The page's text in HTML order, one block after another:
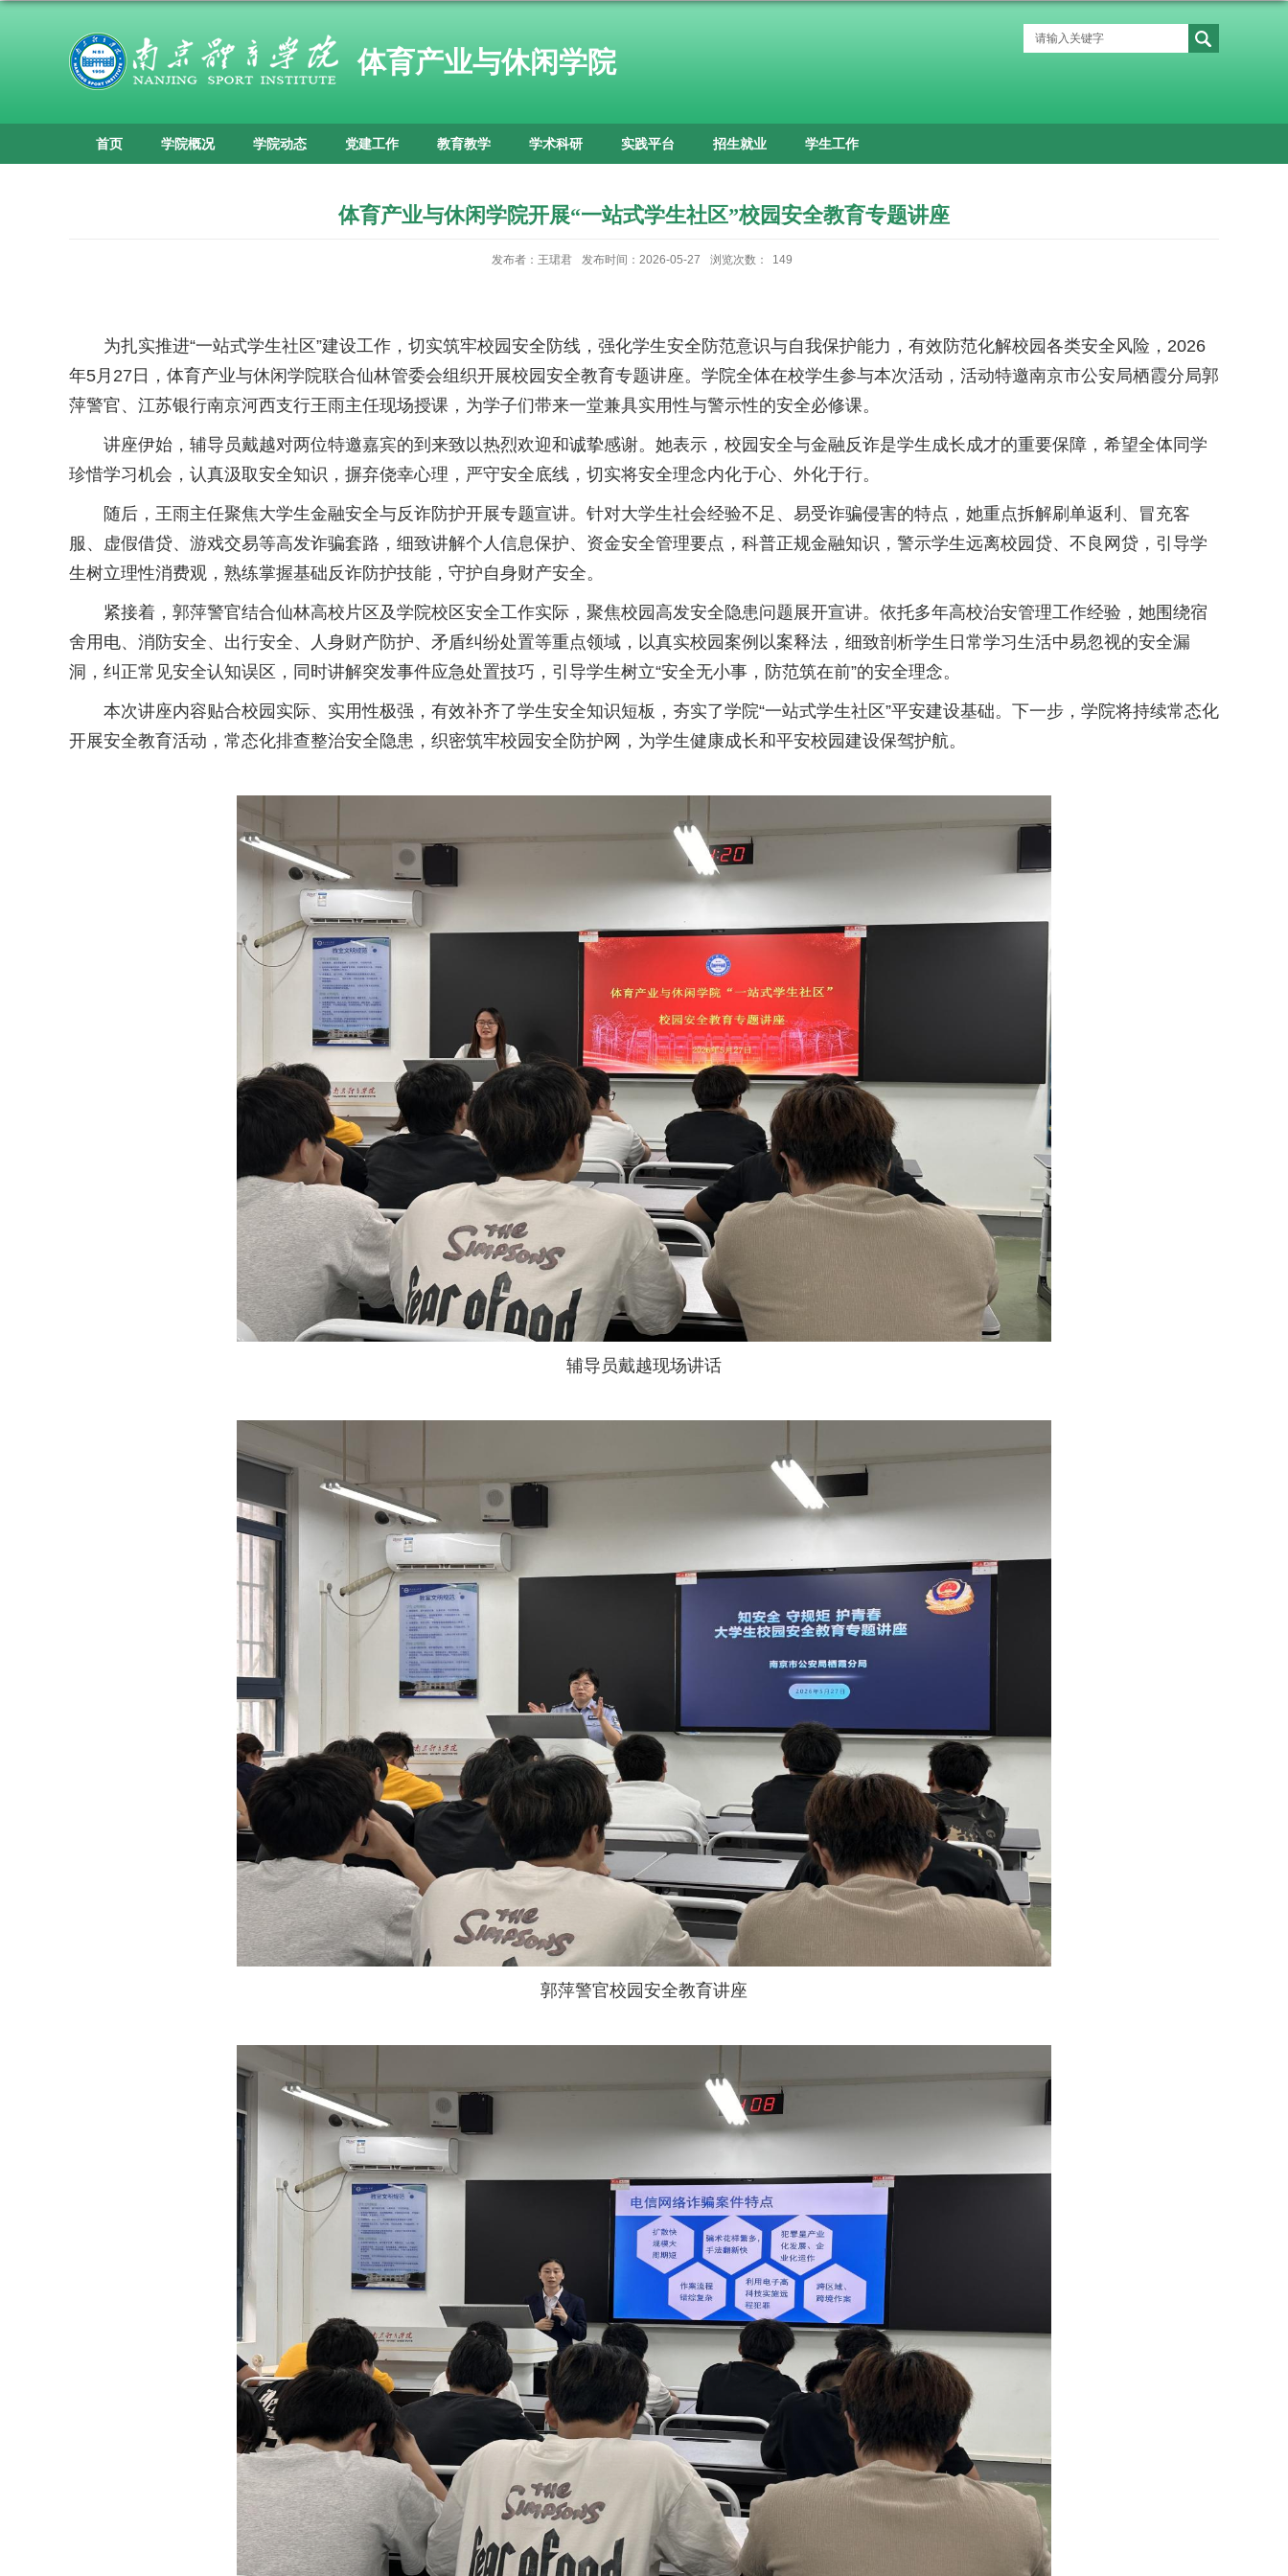
体育产业与休闲学院
首页 学院概况 学院动态 党建工作 教育教学 学术科研 实践平台 招生就业 学生工作
体育产业与休闲学院开展“一站式学生社区”校园安全教育专题讲座
发布者：王珺君 发布时间：2026-05-27 浏览次数： 149
为扎实推进“一站式学生社区”建设工作，切实筑牢校园安全防线，强化学生安全防范意识与自我保护能力，有效防范化解校园各类安全风险，2026
年5月27日，体育产业与休闲学院联合仙林管委会组织开展校园安全教育专题讲座。学院全体在校学生参与本次活动，活动特邀南京市公安局栖霞分局郭
萍警官、江苏银行南京河西支行王雨主任现场授课，为学子们带来一堂兼具实用性与警示性的安全必修课。
讲座伊始，辅导员戴越对两位特邀嘉宾的到来致以热烈欢迎和诚挚感谢。她表示，校园安全与金融反诈是学生成长成才的重要保障，希望全体同学
珍惜学习机会，认真汲取安全知识，摒弃侥幸心理，严守安全底线，切实将安全理念内化于心、外化于行。
随后，王雨主任聚焦大学生金融安全与反诈防护开展专题宣讲。针对大学生社会经验不足、易受诈骗侵害的特点，她重点拆解刷单返利、冒充客
服、虚假借贷、游戏交易等高发诈骗套路，细致讲解个人信息保护、资金安全管理要点，科普正规金融知识，警示学生远离校园贷、不良网贷，引导学
生树立理性消费观，熟练掌握基础反诈防护技能，守护自身财产安全。
紧接着，郭萍警官结合仙林高校片区及学院校区安全工作实际，聚焦校园高发安全隐患问题展开宣讲。依托多年高校治安管理工作经验，她围绕宿
舍用电、消防安全、出行安全、人身财产防护、矛盾纠纷处置等重点领域，以真实校园案例以案释法，细致剖析学生日常学习生活中易忽视的安全漏
洞，纠正常见安全认知误区，同时讲解突发事件应急处置技巧，引导学生树立“安全无小事，防范筑在前”的安全理念。
本次讲座内容贴合校园实际、实用性极强，有效补齐了学生安全知识短板，夯实了学院“一站式学生社区”平安建设基础。下一步，学院将持续常态化
开展安全教育活动，常态化排查整治安全隐患，织密筑牢校园安全防护网，为学生健康成长和平安校园建设保驾护航。
辅导员戴越现场讲话
郭萍警官校园安全教育讲座